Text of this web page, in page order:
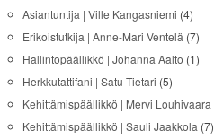
Asiantuntija | Ville Kangasniemi (4)
Erikoistutkija | Anne-Mari Ventelä (7)
Hallintopäällikkö | Johanna Aalto (1)
Herkkutattifani | Satu Tietari (5)
Kehittämispäällikkö | Mervi Louhivaara
Kehittämispäällikkö | Sauli Jaakkola (7)